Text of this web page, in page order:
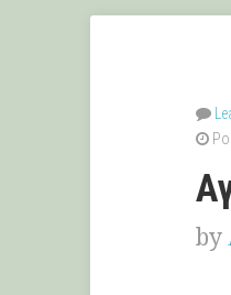
by